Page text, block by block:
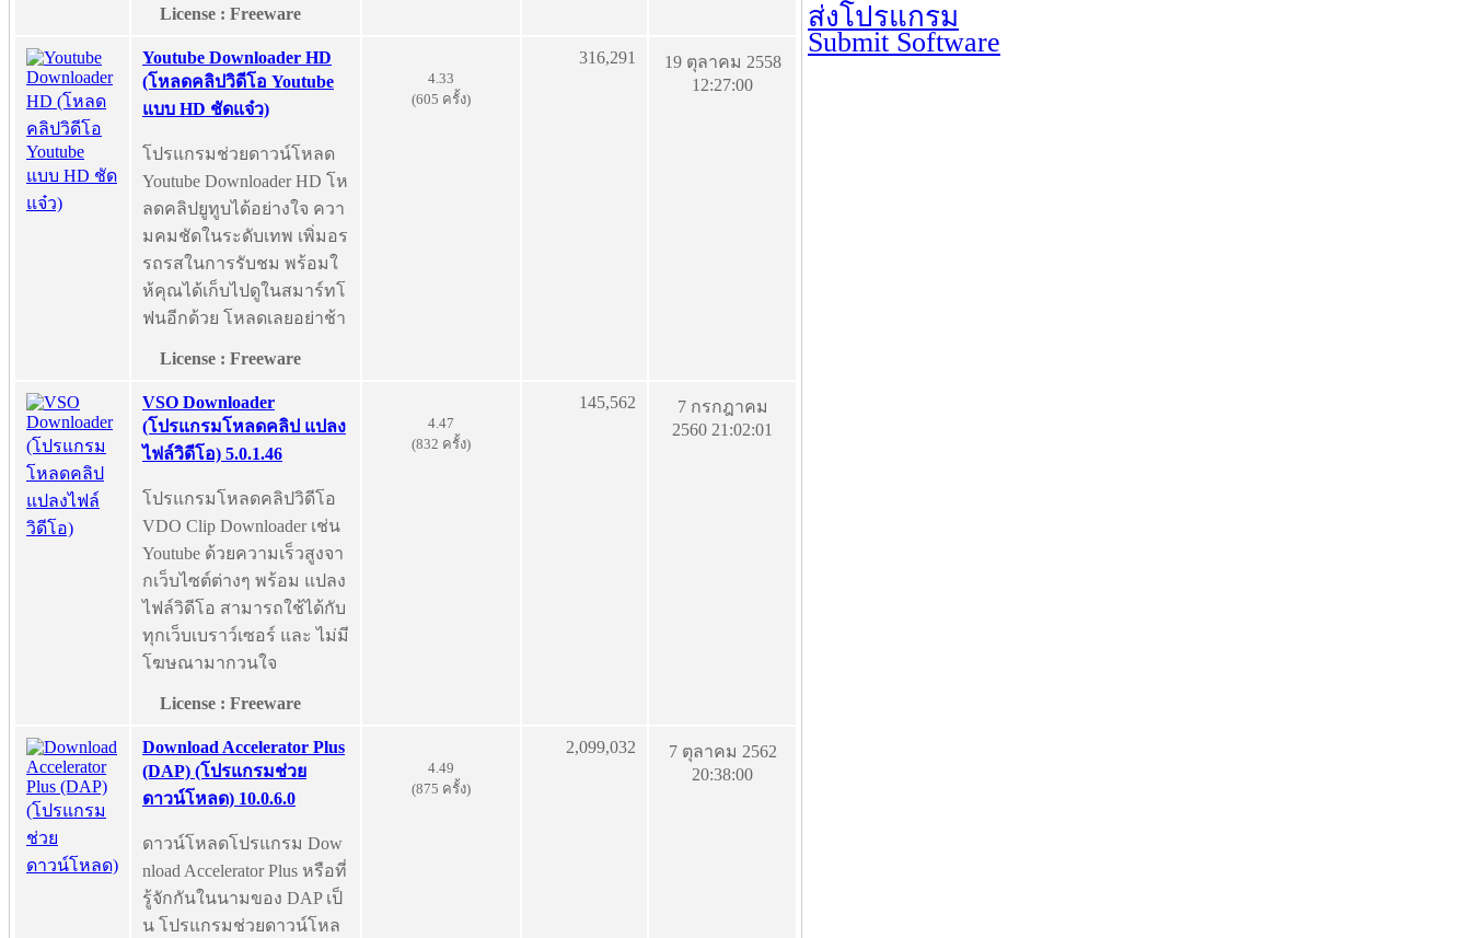
License : Freeware
Youtube Downloader HD
(โหลดคลิปวิดีโอ Youtube
แบบ HD ชัดแจ๋ว)
โปรแกรมช่วยดาวน์โหลด
Youtube Downloader HD โห
ลดคลิปยูทูบได้อย่างใจ ควา
มคมชัดในระดับเทพ เพิ่มอร
รถรสในการรับชม พร้อมใ
ห้คุณได้เก็บไปดูในสมาร์ทโ
ฟนอีกด้วย โหลดเลยอย่าช้า
License : Freeware
4.33
(605 ครั้ง)
316,291
19 ตุลาคม 2558
12:27:00
VSO Downloader
(โปรแกรมโหลดคลิป แปลง
ไฟล์วิดีโอ) 5.0.1.46
โปรแกรมโหลดคลิปวิดีโอ
VDO Clip Downloader เช่น
Youtube ด้วยความเร็วสูงจา
กเว็บไซต์ต่างๆ พร้อม แปลง
ไฟล์วิดีโอ สามารถใช้ได้กับ
ทุกเว็บเบราว์เซอร์ และ ไม่มี
โฆษณามากวนใจ
License : Freeware
4.47
(832 ครั้ง)
145,562
7 กรกฎาคม
2560 21:02:01
Download Accelerator Plus
(DAP) (โปรแกรมช่วย
ดาวน์โหลด) 10.0.6.0
ดาวน์โหลดโปรแกรม Dow
nload Accelerator Plus หรือที่
รู้จักกันในนามของ DAP เป็
น โปรแกรมช่วยดาวน์โหล
4.49
(875 ครั้ง)
2,099,032
7 ตุลาคม 2562
20:38:00
ส่งโปรแกรม
Submit Software